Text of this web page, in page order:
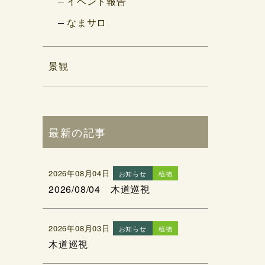
なまサロ
景観
最新の記事
2026年08月04日 お知らせ 植物
2026/08/04 木道巡視
2026年08月03日 お知らせ 植物
木道巡視